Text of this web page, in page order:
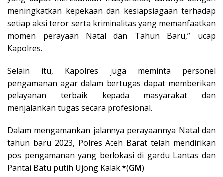
meningkatkan kepekaan dan kesiapsiagaan terhadap
setiap aksi teror serta kriminalitas yang memanfaatkan
momen perayaan Natal dan Tahun Baru,” ucap
Kapolres.
Selain itu, Kapolres juga meminta personel
pengamanan agar dalam bertugas dapat memberikan
pelayanan terbaik kepada masyarakat dan
menjalankan tugas secara profesional.
Dalam mengamankan jalannya perayaannya Natal dan
tahun baru 2023, Polres Aceh Barat telah mendirikan
pos pengamanan yang berlokasi di gardu Lantas dan
Pantai Batu putih Ujong Kalak.*(GM)